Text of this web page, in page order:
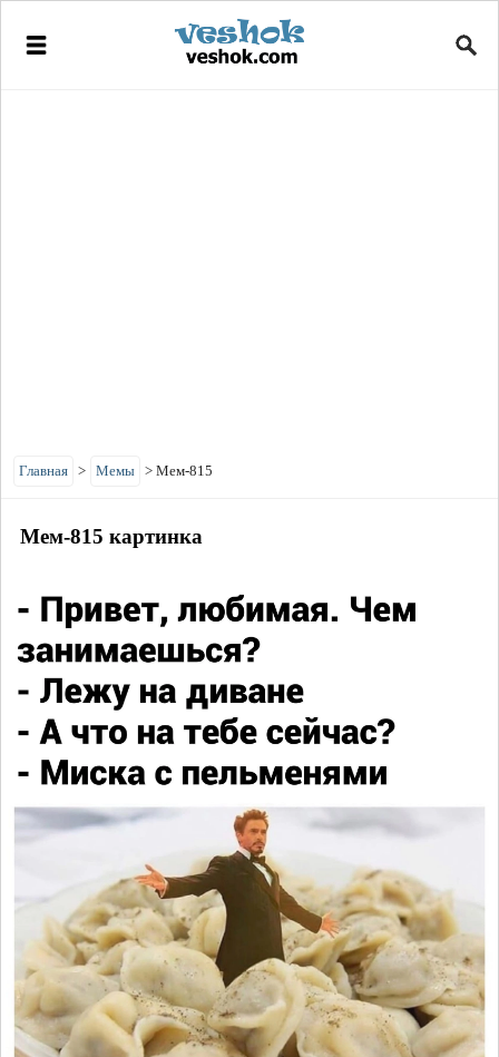
Главная > Мемы > Мем-815
Мем-815 картинка